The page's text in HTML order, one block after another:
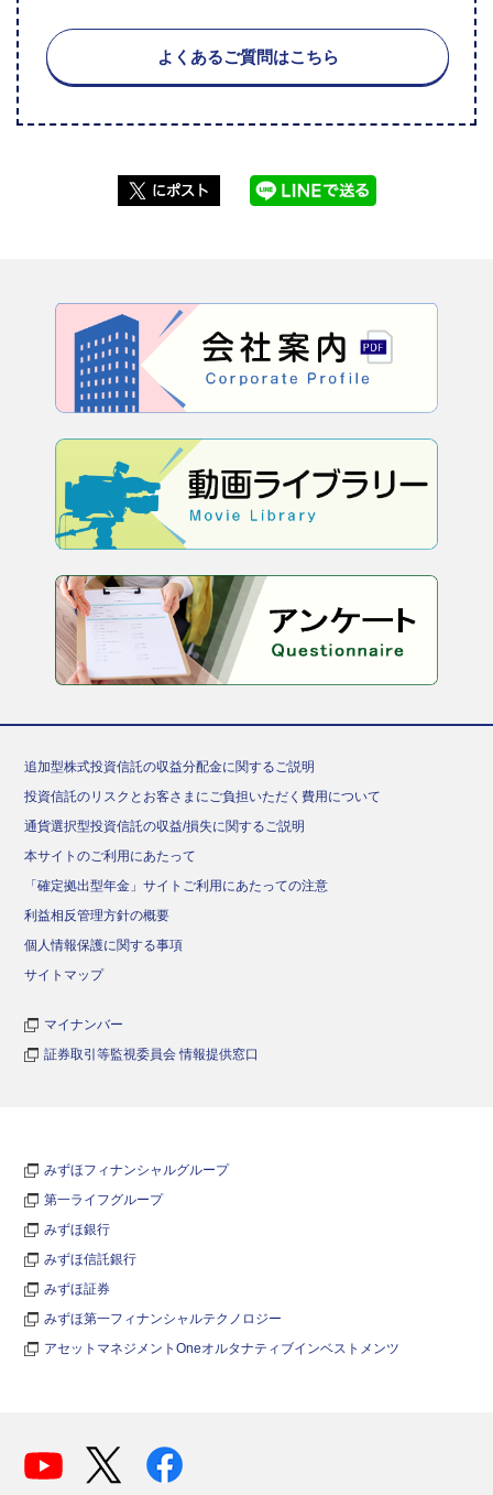
よくあるご質問はこちら
追加型株式投資信託の収益分配金に関するご説明
投資信託のリスクとお客さまにご負担いただく費用について
通貨選択型投資信託の収益/損失に関するご説明
本サイトのご利用にあたって
「確定拠出型年金」サイトご利用にあたっての注意
利益相反管理方針の概要
個人情報保護に関する事項
サイトマップ
マイナンバー
証券取引等監視委員会 情報提供窓口
みずほフィナンシャルグループ
第一ライフグループ
みずほ銀行
みずほ信託銀行
みずほ証券
みずほ第一フィナンシャルテクノロジー
アセットマネジメントOneオルタナティブインベストメンツ